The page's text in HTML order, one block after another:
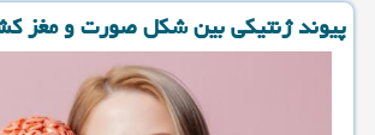
پیوند ژنتیكی بین شكل صورت و